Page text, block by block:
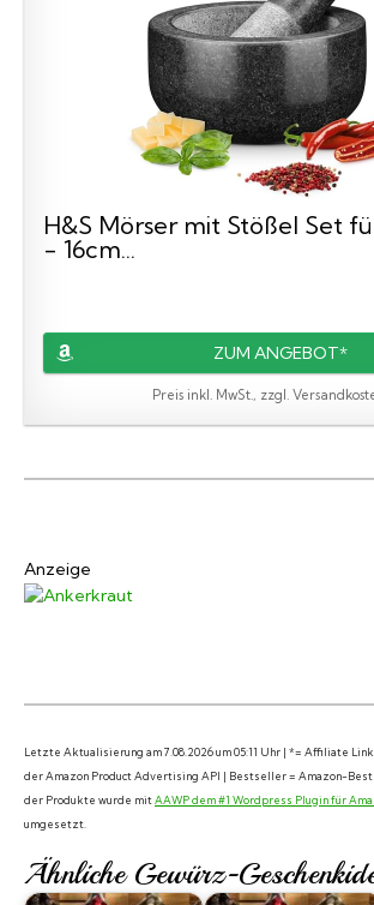
H&S Mörser mit Stößel Set
- 16cm...
ZUM ANGEBOT*
Preis inkl. MwSt., zzgl.
Anzeige
Letzte Aktualisierung am 7.08.2026 um 05:11 Uhr | *= Affiliate
der Amazon Product Advertising API | Bestseller = Amazon-
der Produkte wurde mitAAWP dem #1 Wordpress Plugin für
umgesetzt.
Ähnliche Gewürz-